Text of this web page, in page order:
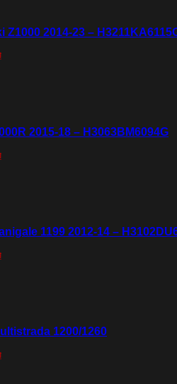
Z1000 2014-23 –
2015-18 – H3063BM6094G
1199 2012-14 –
1200/1260